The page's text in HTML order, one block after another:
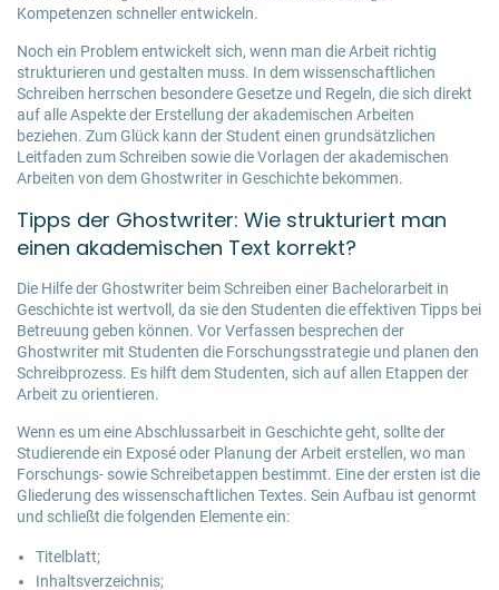
Kompetenzen schneller entwickeln.
Noch ein Problem entwickelt sich, wenn man die Arbeit richtig
strukturieren und gestalten muss. In dem wissenschaftlichen
Schreiben herrschen besondere Gesetze und Regeln, die sich direkt
auf alle Aspekte der Erstellung der akademischen Arbeiten
beziehen. Zum Glück kann der Student einen grundsätzlichen
Leitfaden zum Schreiben sowie die Vorlagen der akademischen
Arbeiten von dem Ghostwriter in Geschichte bekommen.
Tipps der Ghostwriter: Wie strukturiert man
einen akademischen Text korrekt?
Die Hilfe der Ghostwriter beim Schreiben einer Bachelorarbeit in
Geschichte ist wertvoll, da sie den Studenten die effektiven Tipps bei
Betreuung geben können. Vor Verfassen besprechen der
Ghostwriter mit Studenten die Forschungsstrategie und planen den
Schreibprozess. Es hilft dem Studenten, sich auf allen Etappen der
Arbeit zu orientieren.
Wenn es um eine Abschlussarbeit in Geschichte geht, sollte der
Studierende ein Exposé oder Planung der Arbeit erstellen, wo man
Forschungs- sowie Schreibetappen bestimmt. Eine der ersten ist die
Gliederung des wissenschaftlichen Textes. Sein Aufbau ist genormt
und schließt die folgenden Elemente ein:
Titelblatt;
Inhaltsverzeichnis;